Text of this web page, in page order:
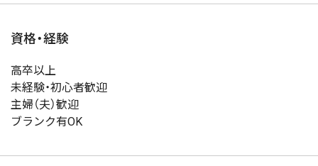
資格・経験
高卒以上
未経験・初心者歓迎
主婦（夫）歓迎
ブランク有OK